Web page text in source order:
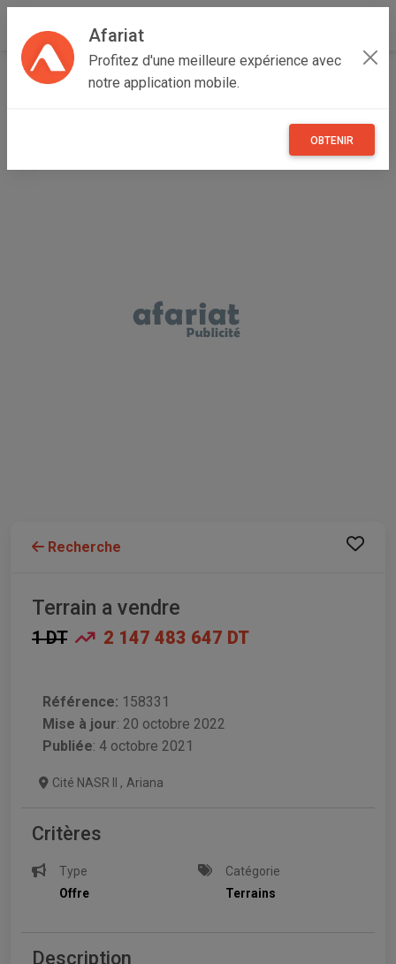
Afariat
Profitez d'une meilleure expérience avec
notre application mobile.
OBTENIR
Accueil Immobilier Grand Tunis
Recherche
Terrain a vendre
1 DT 2 147 483 647 DT
Référence: 158331
Mise à jour: 20 octobre 2022
Publiée: 4 octobre 2021
Cité NASR II , Ariana
Critères
Type
Offre
Catégorie
Terrains
Description